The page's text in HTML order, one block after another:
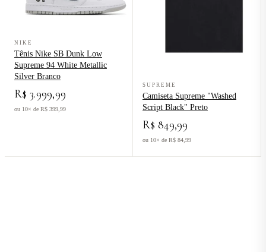
NIKE
Tênis Nike SB Dunk Low
Supreme 94 White Metallic
Silver Branco
R$ 3.999,99
ou 10× de R$ 399,99
SUPREME
Camiseta Supreme "Washed
Script Black" Preto
R$ 849,99
ou 10× de R$ 84,99